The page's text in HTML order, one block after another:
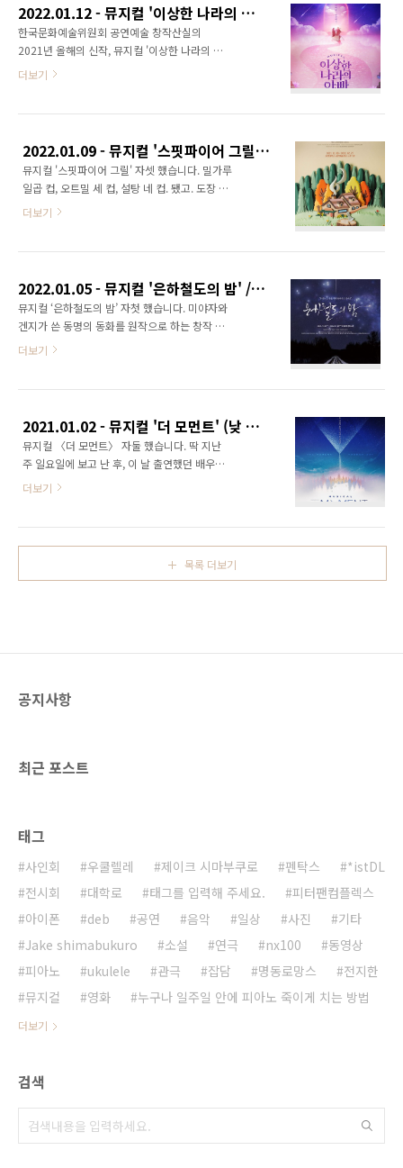
안하면 된다고 말해줬지만.. ㅠㅠ ​ 찐부녀 ..
그리고 한사람씩 제거(!)하기 시작하는데…(생
략) ​ 다른 것들은 일단 제쳐두고(라고는 했지만,
실제로는 다이스퀴스가 거의 다 하는 극이라...)
이규형 배우님이 연기하는 다이스퀴스(멀티 포
말 대단했습니다. 이렇게 주인공을 박박(!) 갈아
무릎을 쿵! 하고 바닥에 심하게 부딪혀서 엄청 아
플텐데도 그..
2022.01.12 - 뮤지컬 '이상한 나라의 아빠' / 이아진 이정열 홍준기 박혜원 정현우
한국문화예술위원회 공연예술 창작산실의
2021년 올해의 신작, 뮤지컬 '이상한 나라의 아
빠'를 보고 왔습니다. 아니 이미 2022년인데 무
것으로 사료됩니다. 뮤지컬 '인사이드 윌리엄'과
'쿠로이 저택엔 누가 살고 있을까?' 역시 창작산
실 2020년 올해의 신작이었지만 2021년 초에
공연했거든요. 이 얘긴 여기까지 하고.. ​ 평소에
열 배우님과 부녀 역할이라니 이건 놓칠 수 없죠.
울고 나왔다는 이야기들을 봐서 어떨까 궁..
더보기
2022.01.09 - 뮤지컬 '스핏파이어 그릴' (낮 공연) / 이예은 임선애 정명은 최재웅 최수형 민채원 허채윤
뮤지컬 '스핏파이어 그릴' 자셋 했습니다. 밀가루
일곱 컵, 오트밀 세 컵, 설탕 네 컵. 됐고. 도장 3
개째 받고 리릭 스티커(3종 중 택1)와 할인권을
져 있습니다. 하지만 단차가 없습니다. 2열(실질
적 3열)부터 그 뒤로는 단차가 괜찮은 편입니다.
이번에 제가 본 회차에는 자리가 2열이어서 자리
가 나름 괜찮았습니다. 한 두 열 정도 뒤에서 봤
만, 거리가 가까운만큼 집중해서 보기에는 더 좋
딩이 덜 된 듯 조금 삐걱..
더보기
2022.01.05 - 뮤지컬 '은하철도의 밤' / 박정원 윤승우
​뮤지컬 ‘은하철도의 밤’ 자첫 했습니다. 미야자와
겐지가 쓴 동명의 동화를 원작으로 하는 창작 뮤
지컬입니다. 창작 초연 작품을 보는 것은 늘 즐겁
도를 타고 우주(!)를 여행하는 이야기입니다. 이
렇게 상상력을 다양하게 동원하는 작품을 보다
보면 저 역시도 상상력에 자극을 받기도 하고, 특
히 어렸을 때 여러 시간과 장소에서 느꼈던 것들
되는 풍경과 공기의 느낌까지요. ​ 공연을 보면서
었습니다. 원작에서도 조반니를 제외하면 다른
주요..
더보기
2021.01.02 - 뮤지컬 '더 모먼트' (낮 공연) / 원종환 손유동 임진섭
뮤지컬 〈더 모먼트〉 자둘 했습니다. 딱 지난
주 일요일에 보고 난 후, 이 날 출연했던 배우님
들이 혜화로운공연생활에 공부방송에 출연하신
의 기본 설정에 대한 내용은 자첫 포스트를 참조
무대 높이가 객석과 차이가 없어 목..
더보기
목록 더보기
공지사항
최근 포스트
태그
사인회 우쿨렐레 제이크 시마부쿠로 펜탁스
*istDL
전시회
대학로 태그를 입력해 주세요.
피터팬컴플렉스
아이폰
deb 공연 음악 일상 사진
기타
Jake shimabukuro
소설 연극 nx100
동영상
피아노
ukulele 관극 잡담 명동로망스
전지한
뮤지컬
영화 누구나 일주일 안에 피아노 죽이게 치는 방법
더보기
검색